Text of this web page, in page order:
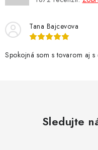
Tana Bajcevova
Spokojná som s tovarom aj
Sledujte